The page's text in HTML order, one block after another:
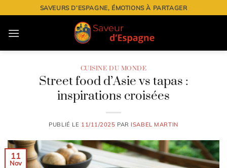
au
contenu
SAVEURS D’ESPAGNE, ÉMOTIONS À PARTAGER
CUISINE DU MONDE
Street food d’Asie vs tapas :
inspirations croisées
PUBLIÉ LE 11/11/2025 PAR ISABEL MARTIN
11
Nov